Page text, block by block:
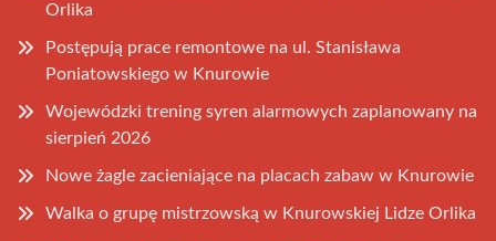
Orlika
Postępują prace remontowe na ul. Stanisława
Poniatowskiego w Knurowie
Wojewódzki trening syren alarmowych zaplanowany na
sierpień 2026
Nowe żagle zacieniające na placach zabaw w Knurowie
Walka o grupę mistrzowską w Knurowskiej Lidze Orlika